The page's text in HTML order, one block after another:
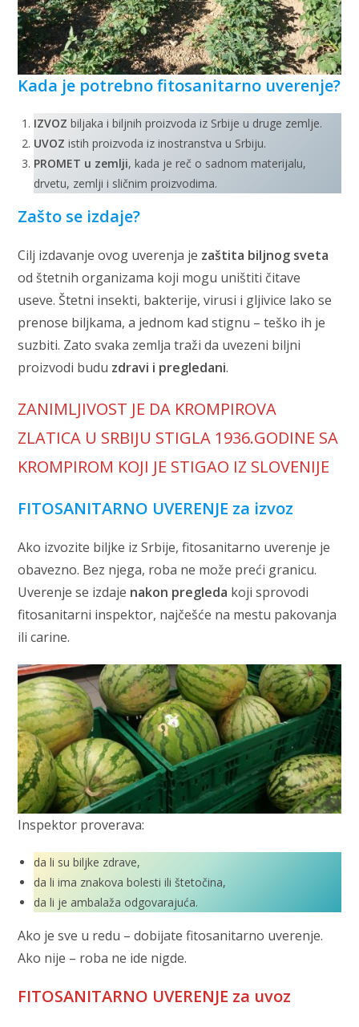
Kada je potrebno fitosanitarno uverenje?
IZVOZ biljaka i biljnih proizvoda iz Srbije u druge zemlje.
UVOZ istih proizvoda iz inostranstva u Srbiju.
PROMET u zemlji, kada je reč o sadnom materijalu,
drvetu, zemlji i sličnim proizvodima.
Zašto se izdaje?
Cilj izdavanje ovog uverenja je zaštita biljnog sveta
od štetnih organizama koji mogu uništiti čitave
useve. Štetni insekti, bakterije, virusi i gljivice lako se
prenose biljkama, a jednom kad stignu – teško ih je
suzbiti. Zato svaka zemlja traži da uvezeni biljni
proizvodi budu zdravi i pregledani.
ZANIMLJIVOST JE DA KROMPIROVA
ZLATICA U SRBIJU STIGLA 1936.GODINE SA
KROMPIROM KOJI JE STIGAO IZ SLOVENIJE
FITOSANITARNO UVERENJE za izvoz
Ako izvozite biljke iz Srbije, fitosanitarno uverenje je
obavezno. Bez njega, roba ne može preći granicu.
Uverenje se izdaje nakon pregleda koji sprovodi
fitosanitarni inspektor, najčešće na mestu pakovanja
ili carine.
Inspektor proverava:
da li su biljke zdrave,
da li ima znakova bolesti ili štetočina,
da li je ambalaža odgovarajuća.
Ako je sve u redu – dobijate fitosanitarno uverenje.
Ako nije – roba ne ide nigde.
FITOSANITARNO UVERENJE za uvoz